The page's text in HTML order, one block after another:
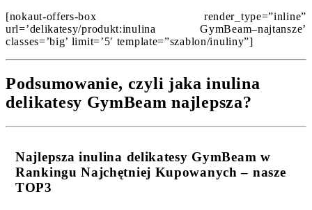
[nokaut-offers-box render_type=”inline”
url=’delikatesy/produkt:inulina GymBeam–najtansze’
classes=’big’ limit=’5′ template=”szablon/inuliny”]
Podsumowanie, czyli jaka inulina
delikatesy GymBeam najlepsza?
Najlepsza inulina delikatesy GymBeam w
Rankingu Najchętniej Kupowanych – nasze
TOP3